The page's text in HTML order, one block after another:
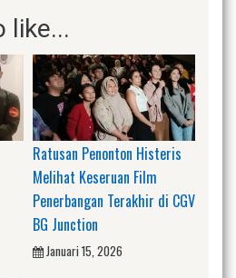
like...
Ratusan Penonton Histeris
Melihat Keseruan Film
Penerbangan Terakhir di CGV
BG Junction
Januari 15, 2026